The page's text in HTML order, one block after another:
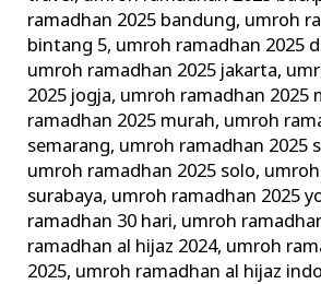
ramadhan 2025 bandung, umroh
bintang 5, umroh ramadhan 2025
umroh ramadhan 2025 jakarta,
2025 jogja, umroh ramadhan 2025
ramadhan 2025 murah, umroh
semarang, umroh ramadhan 2025
umroh ramadhan 2025 solo,
surabaya, umroh ramadhan 2025
ramadhan 30 hari, umroh
ramadhan al hijaz 2024, umroh
2025, umroh ramadhan al hijaz